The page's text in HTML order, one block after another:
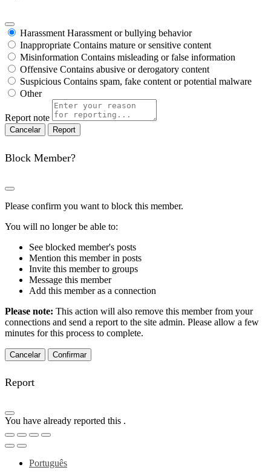
Harassment Harassment or bullying behavior
Inappropriate Contains mature or sensitive content
Misinformation Contains misleading or false information
Offensive Contains abusive or derogatory content
Suspicious Contains spam, fake content or potential malware
Other
Report note
Report
Block Member?
Please confirm you want to block this member.
You will no longer be able to:
See blocked member's posts
Mention this member in posts
Invite this member to groups
Message this member
Add this member as a connection
Please note: This action will also remove this member from your
connections and send a report to the site admin. Please allow a few
minutes for this process to complete.
Confirmar
Report
You have already reported this .
Português